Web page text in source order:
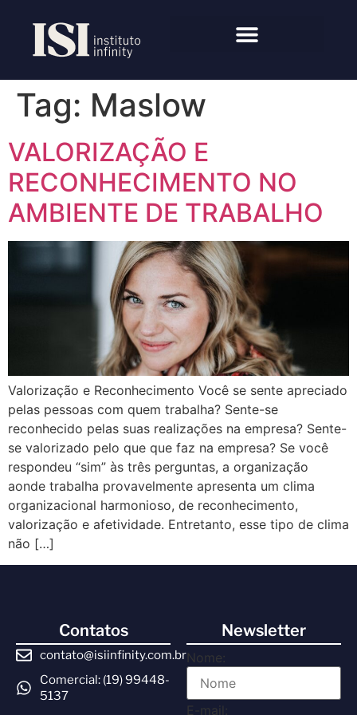
Tag: Maslow
VALORIZAÇÃO E
RECONHECIMENTO NO
AMBIENTE DE TRABALHO
Valorização e Reconhecimento Você se sente apreciado
pelas pessoas com quem trabalha? Sente-se
reconhecido pelas suas realizações na empresa? Sente-
se valorizado pelo que que faz na empresa? Se você
respondeu “sim” às três perguntas, a organização
aonde trabalha provavelmente apresenta um clima
organizacional harmonioso, de reconhecimento,
valorização e afetividade. Entretanto, esse tipo de clima
não […]
Contatos
contato@isiinfinity.com.br
Comercial: (19) 99448-
5137
Newsletter
Nome:
E-mail: